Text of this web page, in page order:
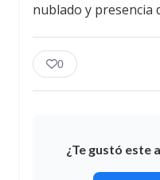
nublado y presencia
0
¿Te gustó este